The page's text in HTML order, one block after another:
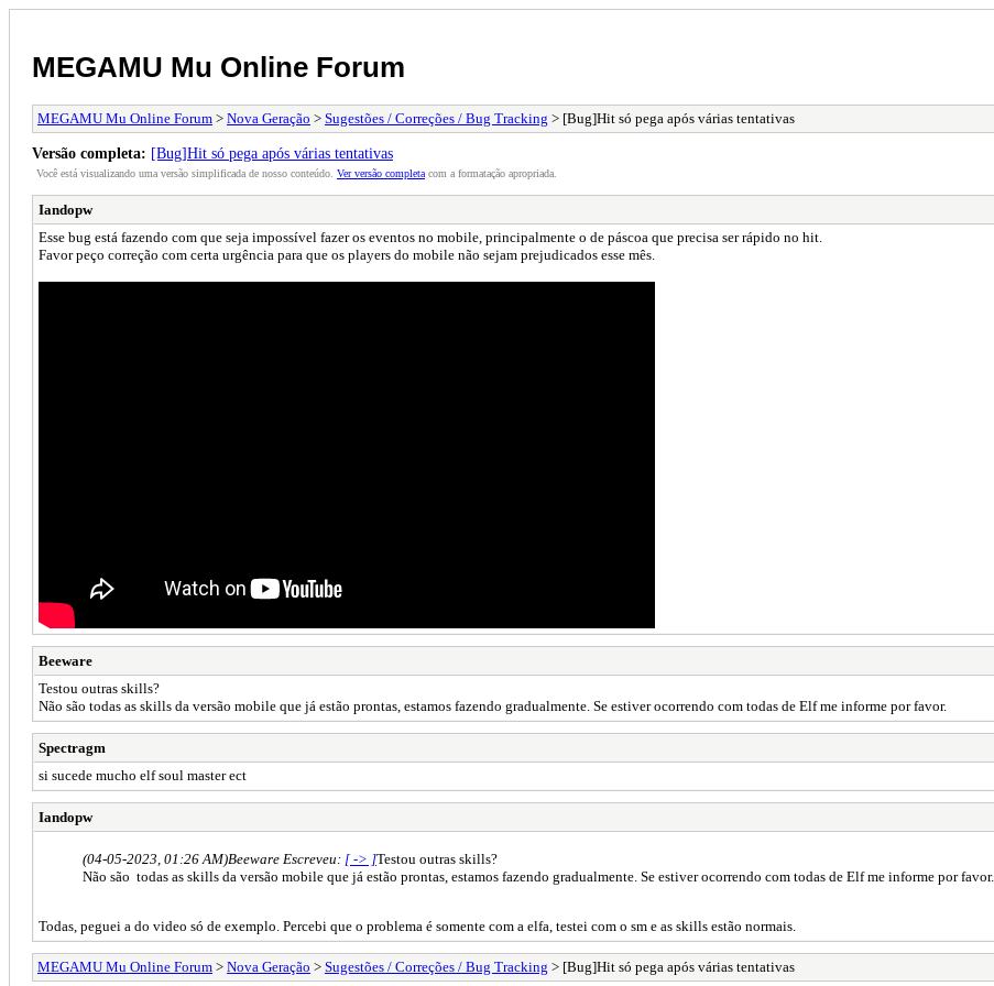
MEGAMU Mu Online Forum
MEGAMU Mu Online Forum > Nova Geração > Sugestões / Correções / Bug Tracking > [Bug]Hit só pega após várias tentativas
Versão completa: [Bug]Hit só pega após várias tentativas
Você está visualizando uma versão simplificada de nosso conteúdo. Ver versão completa com a formatação apropriada.
Iandopw
Esse bug está fazendo com que seja impossível fazer os eventos no mobile, principalmente o de páscoa que precisa ser rápido no hit.
Favor peço correção com certa urgência para que os players do mobile não sejam prejudicados esse mês.
Beeware
Testou outras skills?
Não são todas as skills da versão mobile que já estão prontas, estamos fazendo gradualmente. Se estiver ocorrendo com todas de Elf me informe por favor.
Spectragm
si sucede mucho elf soul master ect
Iandopw
(04-05-2023, 01:26 AM)Beeware Escreveu: [ -> ]Testou outras skills?
Não são todas as skills da versão mobile que já estão prontas, estamos fazendo gradualmente. Se estiver ocorrendo com todas de Elf me informe por favor.
Todas, peguei a do video só de exemplo. Percebi que o problema é somente com a elfa, testei com o sm e as skills estão normais.
MEGAMU Mu Online Forum > Nova Geração > Sugestões / Correções / Bug Tracking > [Bug]Hit só pega após várias tentativas